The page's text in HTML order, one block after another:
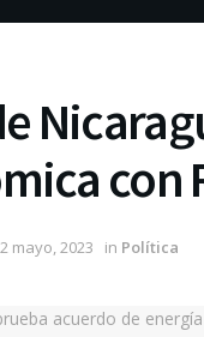
con
2 mayo, 2023 in Política